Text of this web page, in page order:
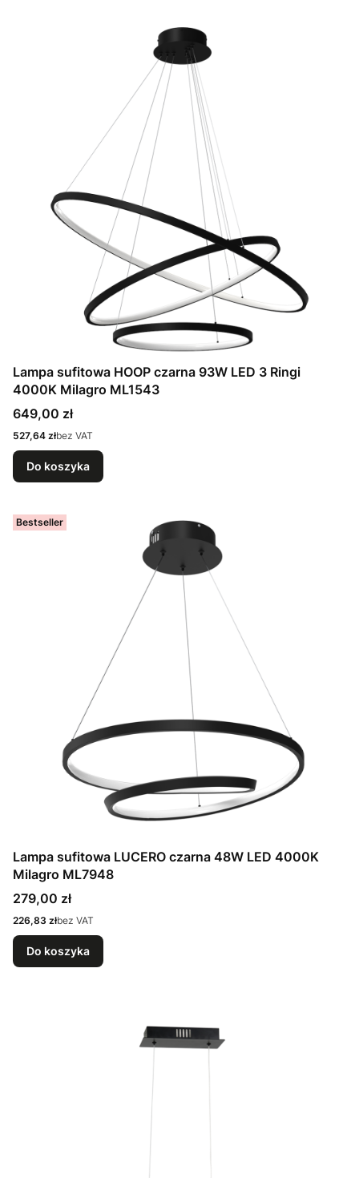
Lampa sufitowa HOOP czarna 93W LED 3 Ringi
4000K Milagro ML1543
Cena
649,00 zł
Cena
527,64 złbez VAT
Do koszyka
Bestseller
Lampa sufitowa LUCERO czarna 48W LED 4000K
Milagro ML7948
Cena
279,00 zł
Cena
226,83 złbez VAT
Do koszyka